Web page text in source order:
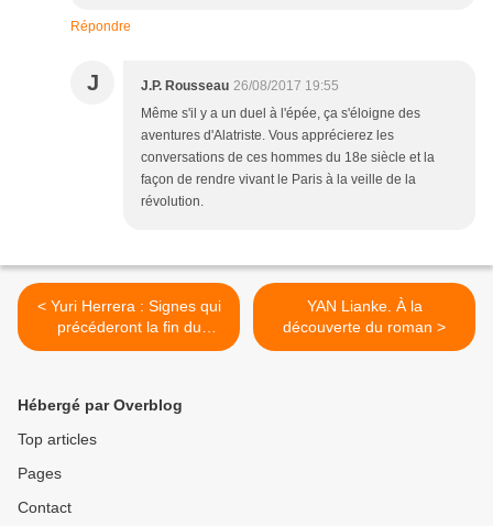
Répondre
J J.P. Rousseau 26/08/2017 19:55
Même s'il y a un duel à l'épée, ça s'éloigne des
aventures d'Alatriste. Vous apprécierez les
conversations de ces hommes du 18e siècle et la
façon de rendre vivant le Paris à la veille de la
révolution.
< Yuri Herrera : Signes qui
précéderont la fin du
monde
YAN Lianke. À la
découverte du roman >
Hébergé par Overblog
Top articles
Pages
Contact